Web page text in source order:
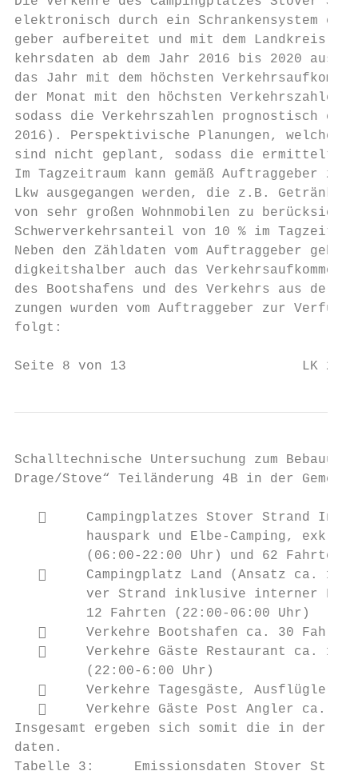
elektronisch durch ein Schrankensystem
geber aufbereitet und mit dem Landkreis
kehrsdaten ab dem Jahr 2016 bis 2020
das Jahr mit dem höchsten
der Monat mit den höchsten Verkehrszahlen
sodass die Verkehrszahlen prognostisch
2016). Perspektivische Planungen, welche
sind nicht geplant, sodass die ermittelten
Im Tagzeitraum kann gemäß Auftraggeber
Lkw ausgegangen werden, die z.B.
von sehr großen Wohnmobilen zu
Schwerverkehrsanteil von 10 % im
Neben den Zähldaten vom Auftraggeber
digkeitshalber auch das Verkehrsaufkommen
des Bootshafens und des Verkehrs aus der
zungen wurden vom Auftraggeber zur
folgt:
Seite 8 von 13                      LK
Schalltechnische Untersuchung zum
Drage/Stove“ Teiländerung 4B in der
     Campingplatzes Stover Strand
hauspark und Elbe-Camping,
(06:00-22:00 Uhr) und 62 Fahrten
     Campingplatz Land (Ansatz ca. 1/
ver Strand inklusive interner
         12 Fahrten (22:00-06:00 Uhr)
     Verkehre Bootshafen ca. 30
     Verkehre Gäste Restaurant ca. 13
         (22:00-6:00 Uhr)
     Verkehre Tagesgäste, Ausflügler
     Verkehre Gäste Post Angler ca. 5
Insgesamt ergeben sich somit die in der
daten.
Tabelle 3:     Emissionsdaten Stover Strand